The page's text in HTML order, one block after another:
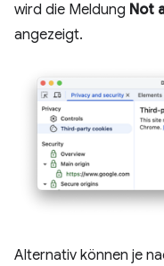
wird die Meldung Not
angezeigt.
Alternativ können je